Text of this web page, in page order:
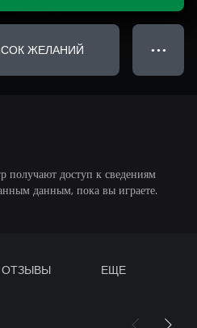
ЖЕЛАНИЙ ● ● ●
получают доступ к сведениям
данным, пока вы играете.
ОТЗЫВЫ ЕЩЕ